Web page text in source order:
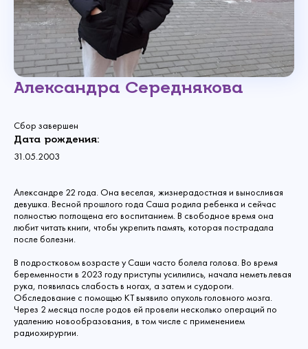
Александра Середнякова
Сбор завершен
Дата рождения:
31.05.2003
Александре 22 года. Она веселая, жизнерадостная и выносливая
девушка. Весной прошлого года Саша родила ребенка и сейчас
полностью поглощена его воспитанием. В свободное время она
любит читать книги, чтобы укрепить память, которая пострадала
после болезни.
В подростковом возрасте у Саши часто болела голова. Во время
беременности в 2023 году приступы усилились, начала неметь левая
рука, появилась слабость в ногах, а затем и судороги.
Обследование с помощью КТ выявило опухоль головного мозга.
Через 2 месяца после родов ей провели несколько операций по
удалению новообразования, в том числе с применением
радиохирургии.